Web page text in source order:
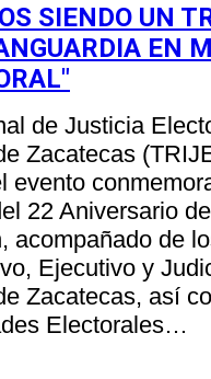
SIENDO UN
EN
de Justicia
Zacatecas
evento
22 Aniversario
acompañado de
Ejecutivo y
Zacatecas, así
Electorales…